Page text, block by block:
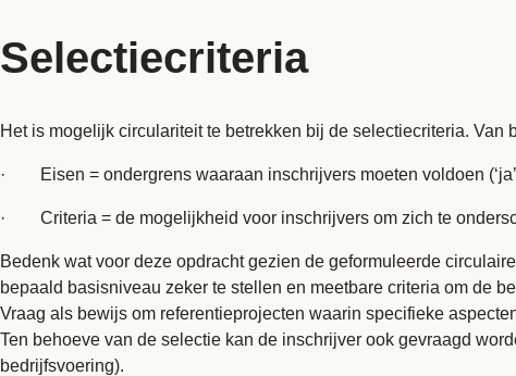
Selectiecriteria
Het is mogelijk circulariteit te betrekken bij de selectiecriteria.
· Eisen = ondergrens waaraan inschrijvers moeten voldoen (‘ja’
· Criteria = de mogelijkheid voor inschrijvers om zich te
Bedenk wat voor deze opdracht gezien de geformuleerde
bepaald basisniveau zeker te stellen en meetbare criteria om de
Vraag als bewijs om referentieprojecten waarin specifieke
Ten behoeve van de selectie kan de inschrijver ook gevraagd
bedrijfsvoering).